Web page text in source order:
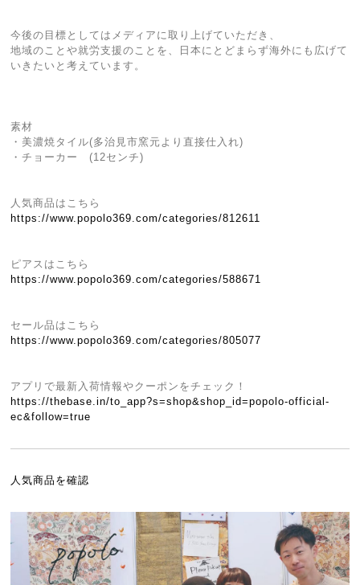
今後の目標としてはメディアに取り上げていただき、
地域のことや就労支援のことを、日本にとどまらず海外にも広げて
いきたいと考えています。
素材
・美濃焼タイル(多治見市窯元より直接仕入れ)
・チョーカー (12センチ)
人気商品はこちら
https://www.popolo369.com/categories/812611
ピアスはこちら
https://www.popolo369.com/categories/588671
セール品はこちら
https://www.popolo369.com/categories/805077
アプリで最新入荷情報やクーポンをチェック！
https://thebase.in/to_app?s=shop&shop_id=popolo-official-
ec&follow=true
人気商品を確認